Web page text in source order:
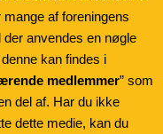
af foreningens
anvendes en nøgle
kan findes i
medlemmer” som
del af. Har du ikke
dette medie, kan du